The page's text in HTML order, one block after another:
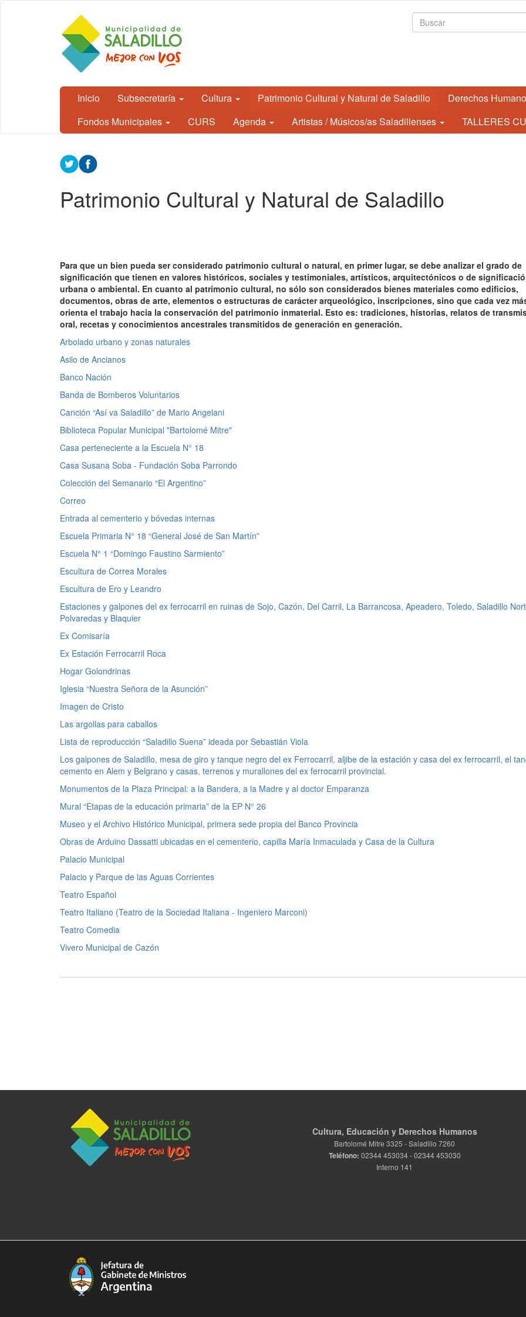
CEDH.
Secretaría
de
Cultura,
Educación
Derechos
Humanos
Formulario
Inicio Subsecretaría Cultura Patrimonio Cultural y Natural de Saladillo Derechos
Fondos Municipales
CURS Agenda Artistas / Músicos/as Saladillenses TALLERES
Contenido
principal
Patrimonio Cultural y Natural de Saladillo
Para que un bien pueda ser considerado patrimonio cultural o natural, en primer lugar, se debe analizar el grado de
significación que tienen en valores históricos, sociales y testimoniales, artísticos, arquitectónicos o de
urbana o ambiental. En cuanto al patrimonio cultural, no sólo son considerados bienes materiales como edificios,
documentos, obras de arte, elementos o estructuras de carácter arqueológico, inscripciones, sino que cada vez
orienta el trabajo hacia la conservación del patrimonio inmaterial. Esto es: tradiciones, historias, relatos de
oral, recetas y conocimientos ancestrales transmitidos de generación en generación.
Arbolado urbano y zonas naturales
Asilo de Ancianos
Banco Nación
Banda de Bomberos Voluntarios
Canción “Así va Saladillo” de Mario Angelani
Biblioteca Popular Municipal "Bartolomé Mitre"
Casa perteneciente a la Escuela N° 18
Casa Susana Soba - Fundación Soba Parrondo
Colección del Semanario “El Argentino”
Correo
Entrada al cementerio y bóvedas internas
Escuela Primaria N° 18 “General José de San Martín”
Escuela N° 1 “Domingo Faustino Sarmiento”
Escultura de Correa Morales
Escultura de Ero y Leandro
Estaciones y galpones del ex ferrocarril en ruinas de Sojo, Cazón, Del Carril, La Barrancosa, Apeadero, Toledo, Saladillo
Polvaredas y Blaquier
Ex Comisaría
Ex Estación Ferrocarril Roca
Hogar Golondrinas
Iglesia “Nuestra Señora de la Asunción”
Imagen de Cristo
Las argollas para caballos
Lista de reproducción “Saladillo Suena” ideada por Sebastián Viola
Los galpones de Saladillo, mesa de giro y tanque negro del ex Ferrocarril, aljibe de la estación y casa del ex ferrocarril, el
cemento en Alem y Belgrano y casas, terrenos y murallones del ex ferrocarril provincial.
Monumentos de la Plaza Principal: a la Bandera, a la Madre y al doctor Emparanza
Mural “Etapas de la educación primaria” de la EP N° 26
Museo y el Archivo Histórico Municipal, primera sede propia del Banco Provincia
Obras de Arduino Dassatti ubicadas en el cementerio, capilla María Inmaculada y Casa de la Cultura
Palacio Municipal
Palacio y Parque de las Aguas Corrientes
Teatro Español
Teatro Italiano (Teatro de la Sociedad Italiana - Ingeniero Marconi)
Teatro Comedia
Vivero Municipal de Cazón
Cultura, Educación y Derechos Humanos
Bartolomé Mitre 3325 - Saladillo 7260
Teléfono: 02344 453034 - 02344 453030
Interno 141